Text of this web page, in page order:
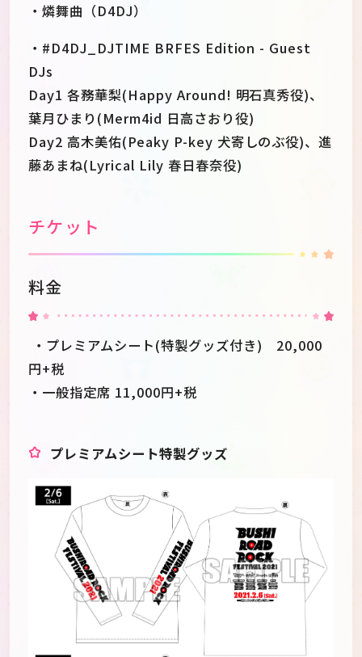
・燐舞曲（D4DJ）
・#D4DJ_DJTIME BRFES Edition - Guest
DJs
Day1 各務華梨(Happy Around! 明石真秀役)、
葉月ひまり(Merm4id 日高さおり役)
Day2 高木美佑(Peaky P-key 犬寄しのぶ役)、進
藤あまね(Lyrical Lily 春日春奈役)
チケット
料金
・プレミアムシート(特製グッズ付き) 20,000
円+税
・一般指定席 11,000円+税
プレミアムシート特製グッズ